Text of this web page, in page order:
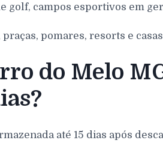
golf, campos esportivos em
pomares, resorts e
do Melo
até 15 dias após